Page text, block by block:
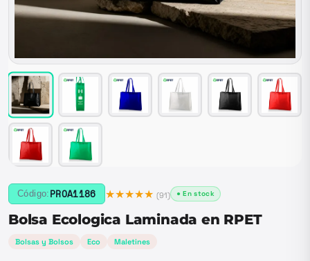
Código: PROA1186 ★★★★★ (91) ● En stock
Bolsa Ecologica Laminada en RPET
Bolsas y Bolsos Eco Maletines